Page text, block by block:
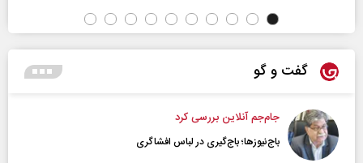
گفت و گو
جام‌جم آنلاین بررسی کرد
باج‌نیوزها؛ باج‌گیری در لباس افشاگری